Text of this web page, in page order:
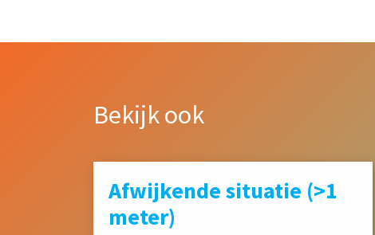
Bekijk ook
Afwijkende situatie (>1
meter)